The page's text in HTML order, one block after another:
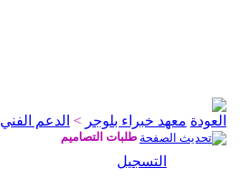
معهد خبراء بلوجر > الدعم الفني
طلبات التصاميم
التسجيل